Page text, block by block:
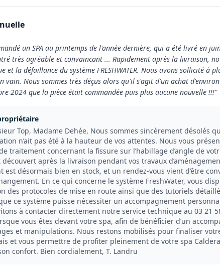
un SPA au printemps de l'année dernière, qui a été livré en
très agréable et convaincant ... Rapidement après la livraison,
et la défaillance du système FRESHWATER. Nous avons sollicité à
vain. Nous sommes très déçus alors qu'il s'agit d'un achat
2024 que la pièce était commandée puis plus aucune nouvelle !!!"
Top, Madame Dehée, Nous sommes sincèrement désolés
n’ait pas été à la hauteur de vos attentes. Nous vous
traitement concernant la fissure sur l’habillage d’angle de
après la livraison pendant vos travaux
est désormais bien en stock, et un rendez-vous vient d’être
En ce qui concerne le système FreshWater, vous
des protocoles de mise en route ainsi que des tutoriels
ce système puisse nécessiter un accompagnement
à contacter directement notre service technique au 03 21
vous êtes devant votre spa, afin de bénéficier d’un
et manipulations. Nous restons mobilisés pour finaliser
et vous permettre de profiter pleinement de votre spa
confort. Bien cordialement, T. Landru